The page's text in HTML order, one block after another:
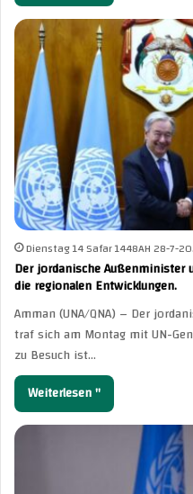
Dienstag 14 Safar 1448AH 28-7-
Der jordanische Außenminister
die regionalen Entwicklungen.
Amman (UNA/QNA) – Der
traf sich am Montag mit UN-
zu Besuch ist…
Weiterlesen "